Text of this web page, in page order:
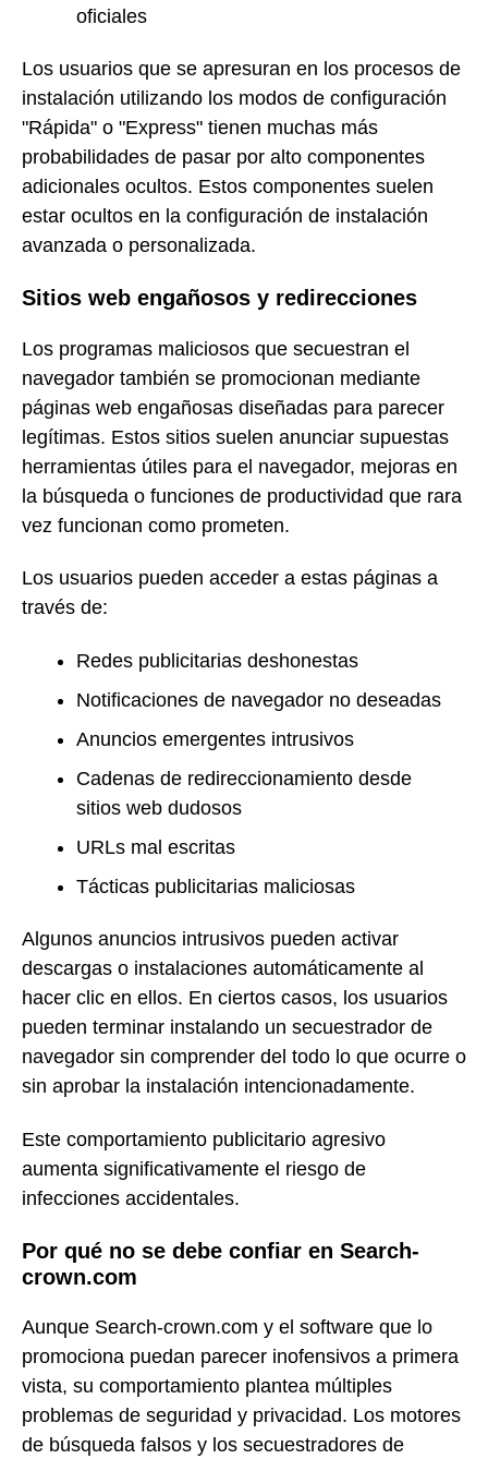
oficiales
Los usuarios que se apresuran en los procesos de
instalación utilizando los modos de configuración
"Rápida" o "Express" tienen muchas más
probabilidades de pasar por alto componentes
adicionales ocultos. Estos componentes suelen
estar ocultos en la configuración de instalación
avanzada o personalizada.
Sitios web engañosos y redirecciones
Los programas maliciosos que secuestran el
navegador también se promocionan mediante
páginas web engañosas diseñadas para parecer
legítimas. Estos sitios suelen anunciar supuestas
herramientas útiles para el navegador, mejoras en
la búsqueda o funciones de productividad que rara
vez funcionan como prometen.
Los usuarios pueden acceder a estas páginas a
través de:
Redes publicitarias deshonestas
Notificaciones de navegador no deseadas
Anuncios emergentes intrusivos
Cadenas de redireccionamiento desde
sitios web dudosos
URLs mal escritas
Tácticas publicitarias maliciosas
Algunos anuncios intrusivos pueden activar
descargas o instalaciones automáticamente al
hacer clic en ellos. En ciertos casos, los usuarios
pueden terminar instalando un secuestrador de
navegador sin comprender del todo lo que ocurre o
sin aprobar la instalación intencionadamente.
Este comportamiento publicitario agresivo
aumenta significativamente el riesgo de
infecciones accidentales.
Por qué no se debe confiar en Search-
crown.com
Aunque Search-crown.com y el software que lo
promociona puedan parecer inofensivos a primera
vista, su comportamiento plantea múltiples
problemas de seguridad y privacidad. Los motores
de búsqueda falsos y los secuestradores de